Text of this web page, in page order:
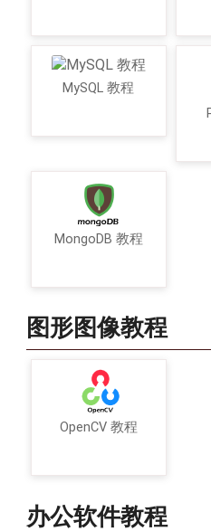
MySQL 教程
MongoDB 教程
图形图像教程
OpenCV 教程
办公软件教程